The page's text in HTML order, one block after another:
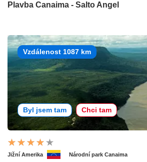
Plavba Canaima - Salto Angel
Vzdálenost 1087 km
Byl jsem tam Chci tam
Jižní Amerika Národní park Canaima